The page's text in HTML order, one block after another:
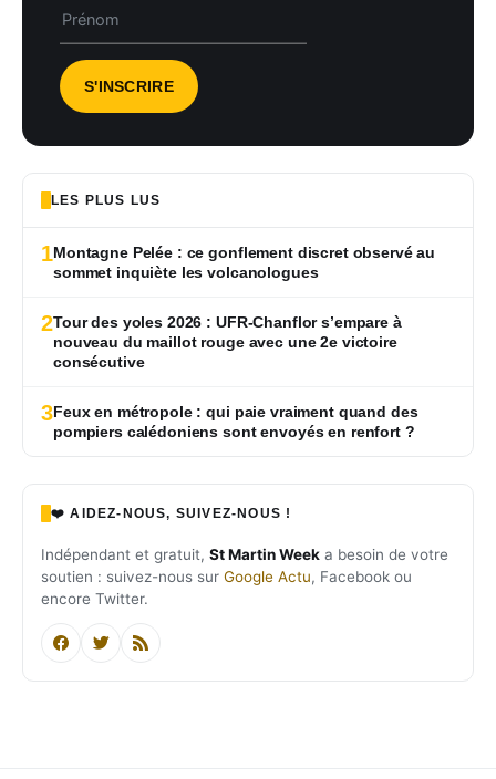
LES PLUS LUS
1Montagne Pelée : ce gonflement discret observé au
sommet inquiète les volcanologues
2Tour des yoles 2026 : UFR-Chanflor s’empare à
nouveau du maillot rouge avec une 2e victoire
consécutive
3Feux en métropole : qui paie vraiment quand des
pompiers calédoniens sont envoyés en renfort ?
❤️ AIDEZ-NOUS, SUIVEZ-NOUS !
Indépendant et gratuit, St Martin Week a besoin de votre
soutien : suivez-nous sur Google Actu, Facebook ou
encore Twitter.